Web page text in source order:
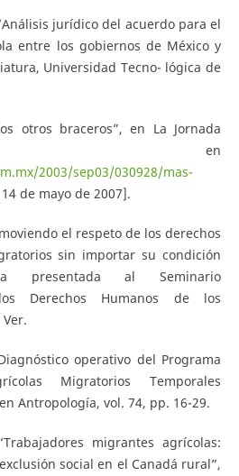
jurídico del acuerdo para el
entre los gobiernos de México y
Universidad Tecno- lógica de
otros braceros”, en La Jornada
en
2003/sep03/030928/mas-
de mayo de 2007].
el respeto de los derechos
sin importar su condición
presentada al Seminario
Derechos Humanos de los
operativo del Programa
Migratorios Temporales
Antropología, vol. 74, pp. 16-29.
migrantes agrícolas:
social en el Canadá rural”,